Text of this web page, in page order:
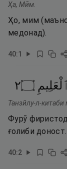
Ҳа, Мӣм.
Ҳо, мим
медонад).
40:1
ٱلْعَلِيمِ ۝٢
Танзӣлу-л-
Фурӯ
ғолиби доност.
40:2